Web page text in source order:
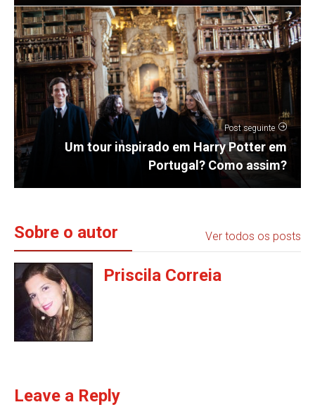
Post seguinte
Um tour inspirado em Harry Potter em
Portugal? Como assim?
Sobre o autor Ver todos os posts
Priscila Correia
Leave a Reply